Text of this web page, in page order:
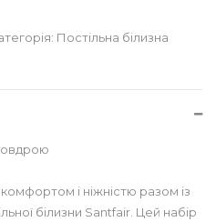
Постільна білизна
і ніжністю разом із
білизни Santfair. Цей набір